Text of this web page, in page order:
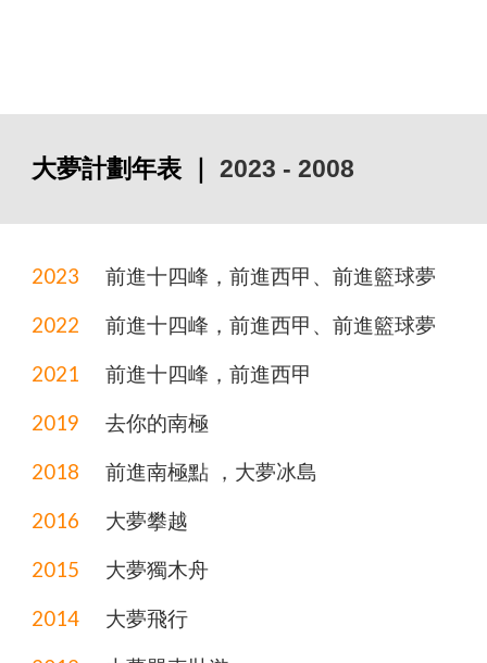
大夢計劃年表 ｜2023 -2008
2023 前進十四峰，前進西甲、前進籃球夢
2022 前進十四峰，前進西甲、前進籃球夢
2021 前進十四峰，前進西甲
2019 去你的南極
2018 前進南極點 ，大夢冰島
2016 大夢攀越
2015 大夢獨木舟
2014 大夢飛行